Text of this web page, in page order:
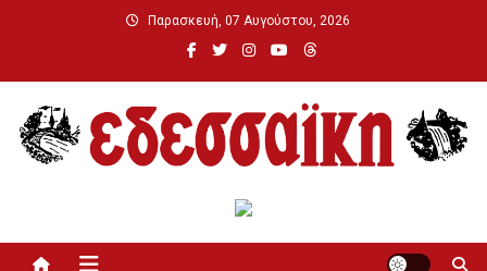
Παρασκευή, 07 Αυγούστου, 2026